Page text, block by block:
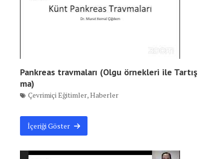
Pankreas travmaları (Olgu örnekleri ile Tartış
ma)
Çevrimiçi Eğitimler,Haberler
İçeriği Göster